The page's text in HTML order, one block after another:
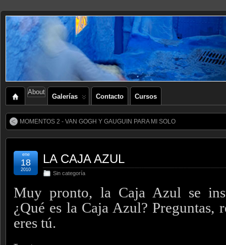
About
Galerías Contacto Cursos
MOMENTOS 2 - VAN GOGH Y GAUGUIN PARA MI SOLO
LA CAJA AZUL
Sin categoría
ene
18
2010
Muy pronto, la Caja Azul se
¿Qué es la Caja Azul? Preguntas,
eres tú.